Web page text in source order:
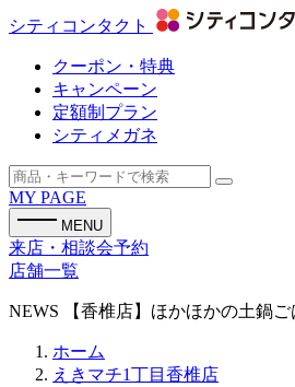
シティコンタクト
クーポン・特典
キャンペーン
定額制プラン
シティメガネ
MY PAGE
MENU
来店・相談会予約
店舗一覧
NEWS 【香椎店】ほかほかの土鍋
ホーム
えきマチ1丁目香椎店